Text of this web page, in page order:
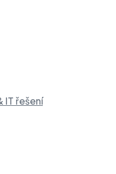
IT řešení